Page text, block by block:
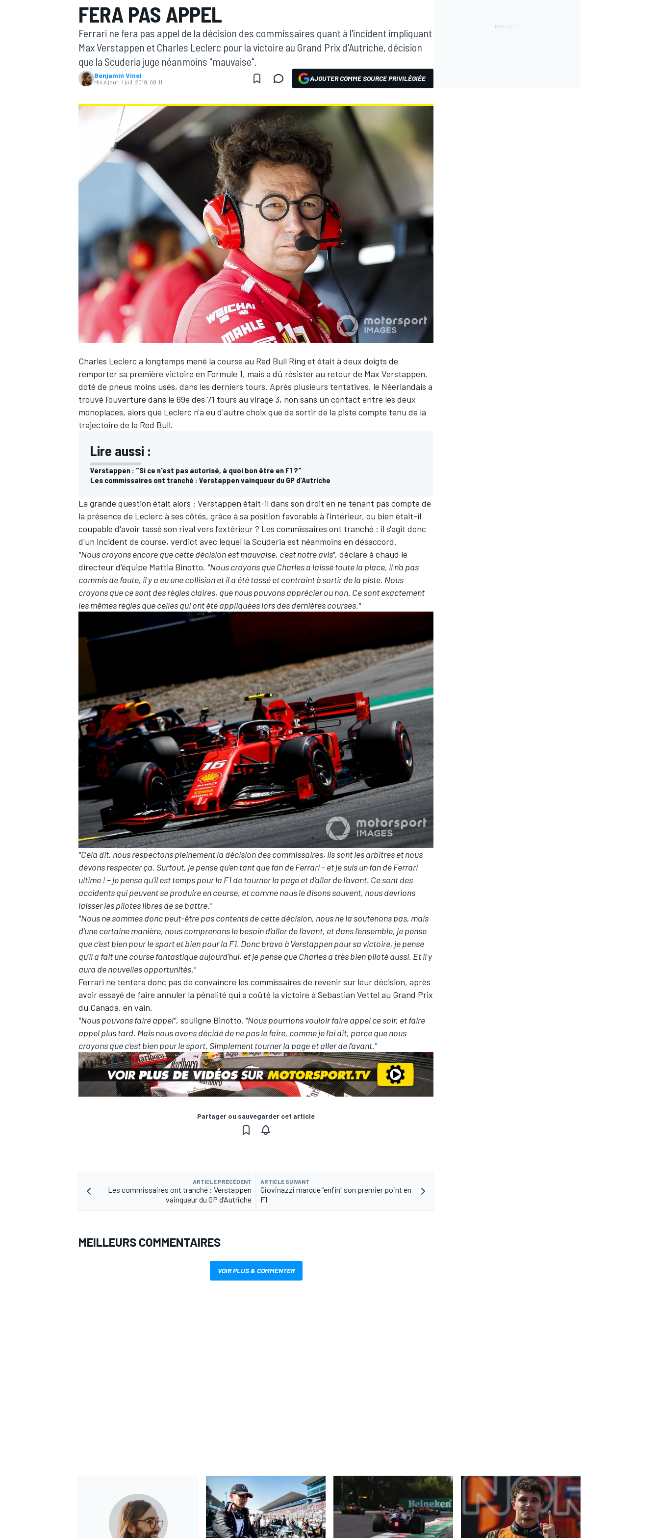
MOTOGP
WEC
AUTRES CHAMPIONNATS
FERA PAS APPEL
Ferrari ne fera pas appel de la décision des commissaires quant à l'incident impliquant
Max Verstappen et Charles Leclerc pour la victoire au Grand Prix d'Autriche, décision
que la Scuderia juge néanmoins "mauvaise".
Benjamin Vinel
Mis à jour: 1 juil. 2019, 08:11 AJOUTER COMME SOURCE PRIVILÉGIÉE
Charles Leclerc a longtemps mené la course au Red Bull Ring et était à deux doigts de
remporter sa première victoire en Formule 1, mais a dû résister au retour de Max Verstappen,
doté de pneus moins usés, dans les derniers tours. Après plusieurs tentatives, le Néerlandais a
trouvé l'ouverture dans le 69e des 71 tours au virage 3, non sans un contact entre les deux
monoplaces, alors que Leclerc n'a eu d'autre choix que de sortir de la piste compte tenu de la
trajectoire de la Red Bull.
Lire aussi :
Verstappen : "Si ce n'est pas autorisé, à quoi bon être en F1 ?"
Les commissaires ont tranché : Verstappen vainqueur du GP d’Autriche
La grande question était alors : Verstappen était-il dans son droit en ne tenant pas compte de
la présence de Leclerc à ses côtés, grâce à sa position favorable à l'intérieur, ou bien était-il
coupable d'avoir tassé son rival vers l'extérieur ? Les commissaires ont tranché : il s'agit donc
d'un incident de course, verdict avec lequel la Scuderia est néanmoins en désaccord.
"Nous croyons encore que cette décision est mauvaise, c'est notre avis", déclare à chaud le
directeur d'équipe Mattia Binotto. "Nous croyons que Charles a laissé toute la place, il n'a pas
commis de faute, il y a eu une collision et il a été tassé et contraint à sortir de la piste. Nous
croyons que ce sont des règles claires, que nous pouvons apprécier ou non. Ce sont exactement
les mêmes règles que celles qui ont été appliquées lors des dernières courses."
"Cela dit, nous respectons pleinement la décision des commissaires, ils sont les arbitres et nous
devons respecter ça. Surtout, je pense qu'en tant que fan de Ferrari – et je suis un fan de Ferrari
ultime ! – je pense qu'il est temps pour la F1 de tourner la page et d'aller de l'avant. Ce sont des
accidents qui peuvent se produire en course, et comme nous le disons souvent, nous devrions
laisser les pilotes libres de se battre."
"Nous ne sommes donc peut-être pas contents de cette décision, nous ne la soutenons pas, mais
d'une certaine manière, nous comprenons le besoin d'aller de l'avant, et dans l'ensemble, je pense
que c'est bien pour le sport et bien pour la F1. Donc bravo à Verstappen pour sa victoire, je pense
qu'il a fait une course fantastique aujourd'hui, et je pense que Charles a très bien piloté aussi. Et il y
aura de nouvelles opportunités."
Ferrari ne tentera donc pas de convaincre les commissaires de revenir sur leur décision, après
avoir essayé de faire annuler la pénalité qui a coûté la victoire à Sebastian Vettel au Grand Prix
du Canada, en vain.
"Nous pouvons faire appel", souligne Binotto. "Nous pourrions vouloir faire appel ce soir, et faire
appel plus tard. Mais nous avons décidé de ne pas le faire, comme je l'ai dit, parce que nous
croyons que c'est bien pour le sport. Simplement tourner la page et aller de l'avant."
Partager ou sauvegarder cet article
ARTICLE PRÉCÉDENT
Les commissaires ont tranché : Verstappen
vainqueur du GP d’Autriche
ARTICLE SUIVANT
Giovinazzi marque "enfin" son premier point en
F1
MEILLEURS COMMENTAIRES
VOIR PLUS & COMMENTER